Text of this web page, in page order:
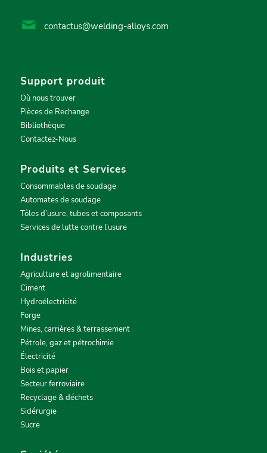
contactus@welding-alloys.com
Support produit
Où nous trouver
Pièces de Rechange
Bibliothèque
Contactez-Nous
Produits et Services
Consommables de soudage
Automates de soudage
Tôles d’usure, tubes et composants
Services de lutte contre l’usure
Industries
Agriculture et agrolimentaire
Ciment
Hydroélectricité
Forge
Mines, carrières & terrassement
Pétrole, gaz et pétrochimie
Électricité
Bois et papier
Secteur ferroviaire
Recyclage & déchets
Sidérurgie
Sucre